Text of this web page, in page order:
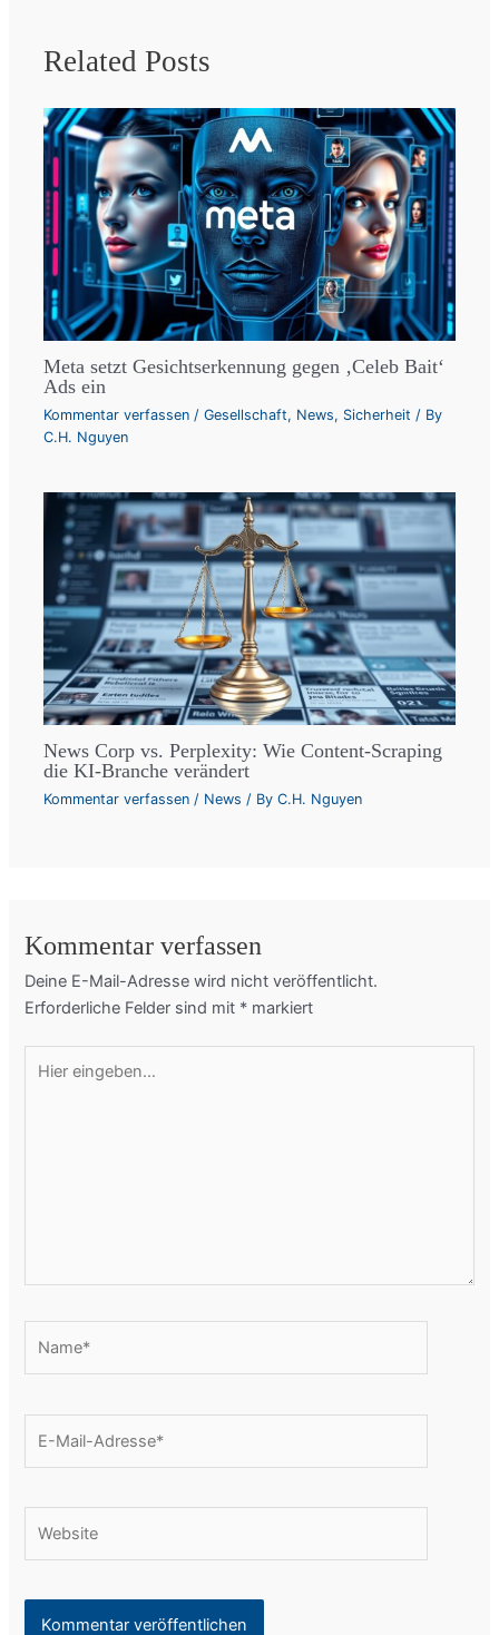
Related Posts
Meta setzt Gesichtserkennung gegen ‚Celeb Bait‘
Ads ein
Kommentar verfassen /Gesellschaft, News, Sicherheit / By
C.H. Nguyen
News Corp vs. Perplexity: Wie Content-Scraping
die KI-Branche verändert
Kommentar verfassen / News / ByC.H. Nguyen
Kommentar verfassen
Deine E-Mail-Adresse wird nicht veröffentlicht.
Erforderliche Felder sind mit * markiert
eingeben…
Mail-